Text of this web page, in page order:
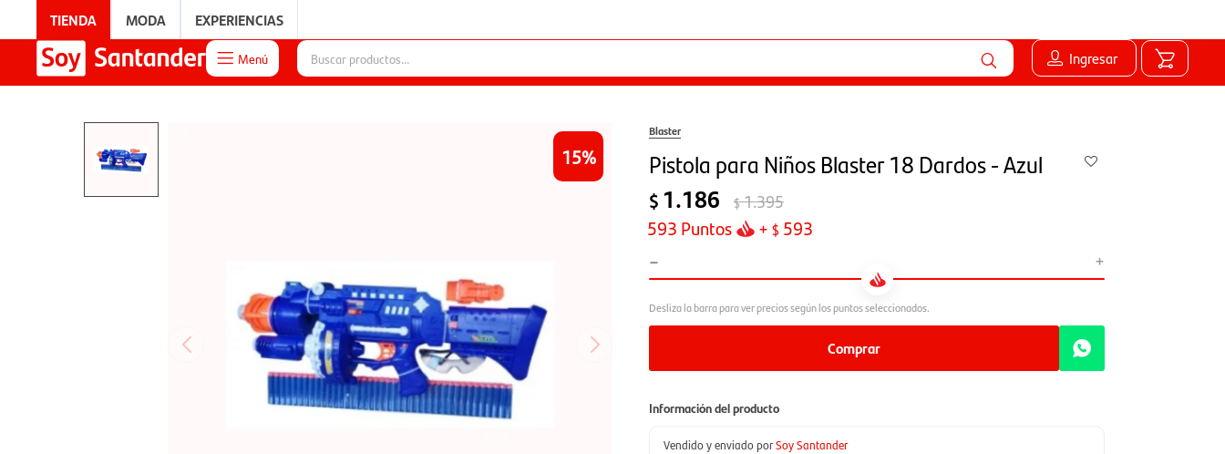
TIENDA MODA EXPERIENCIAS
 Menú Ingresar
15
Blaster
Pistola para Niños Blaster 18 Dardos - Azul
$ 1.186 $1.395
593 Puntos + $ 593
- +
Comprar
Información del producto
Vendido y enviado porSoy Santander